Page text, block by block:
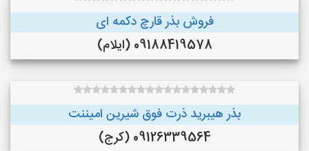
فروش بذر قارچ دکمه ای
09188419578 (ایلام)
بذر هیبرید ذرت فوق شیرین امیننت
09126339564 (کرج)